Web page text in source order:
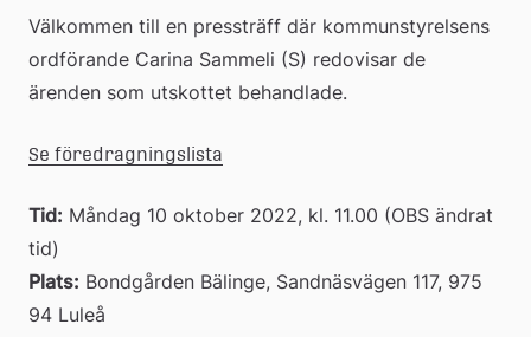
Välkommen till en pressträff där kommunstyrelsens
ordförande Carina Sammeli (S) redovisar de
ärenden som utskottet behandlade.
Se föredragningslista
Tid: Måndag 10 oktober 2022, kl. 11.00 (OBS ändrat
tid)
Plats: Bondgården Bälinge, Sandnäsvägen 117, 975
94 Luleå